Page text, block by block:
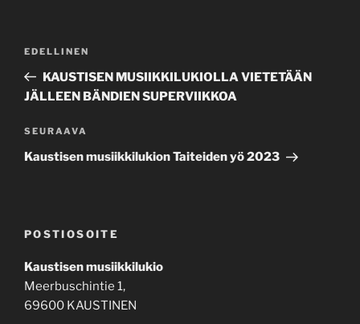
Edellinen
artikkeli
EDELLINEN
KAUSTISEN MUSIIKKILUKIOLLA VIETETÄÄN
JÄLLEEN BÄNDIEN SUPERVIIKKOA
Seuraava
artikkeli
SEURAAVA
Kaustisen musiikkilukion Taiteiden yö 2023
POSTIOSOITE
Kaustisen musiikkilukio
Meerbuschintie 1,
69600 KAUSTINEN